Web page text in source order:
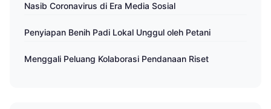
Nasib Coronavirus di Era Media Sosial
Penyiapan Benih Padi Lokal Unggul oleh Petani
Menggali Peluang Kolaborasi Pendanaan Riset